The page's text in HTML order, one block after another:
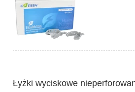
Łyżki wyciskowe